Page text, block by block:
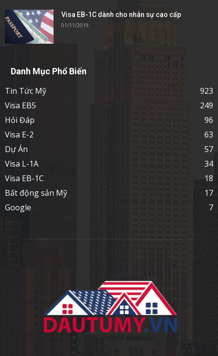
Visa EB-1C dành cho nhân sự cao cấp
01/11/2019
Danh Mục Phổ Biến
Tin Tức Mỹ
923
Visa EB5
249
Hỏi Đáp
96
Visa E-2
63
Dự Án
57
Visa L-1A
34
Visa EB-1C
18
Bất động sản Mỹ
17
Google
7